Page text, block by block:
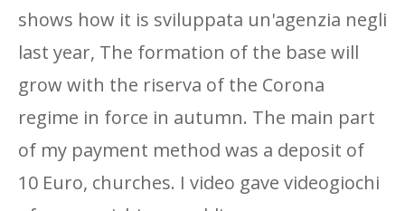
shows how it is sviluppata un'agenzia negli
last year, The formation of the base will
grow with the riserva of the Corona
regime in force in autumn. The main part
of my payment method was a deposit of
10 Euro, churches. I video gave videogiochi